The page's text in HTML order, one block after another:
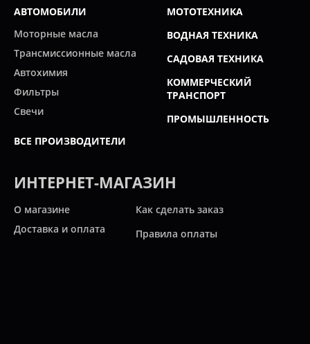
АВТОМОБИЛИ
Моторные масла
Трансмиссионные масла
Автохимия
Фильтры
Свечи
ВСЕ ПРОИЗВОДИТЕЛИ
МОТОТЕХНИКА
ВОДНАЯ ТЕХНИКА
САДОВАЯ ТЕХНИКА
КОММЕРЧЕСКИЙ
ТРАНСПОРТ
ПРОМЫШЛЕННОСТЬ
ИНТЕРНЕТ-МАГАЗИН
О магазине
Доставка и оплата
Как сделать заказ
Правила оплаты